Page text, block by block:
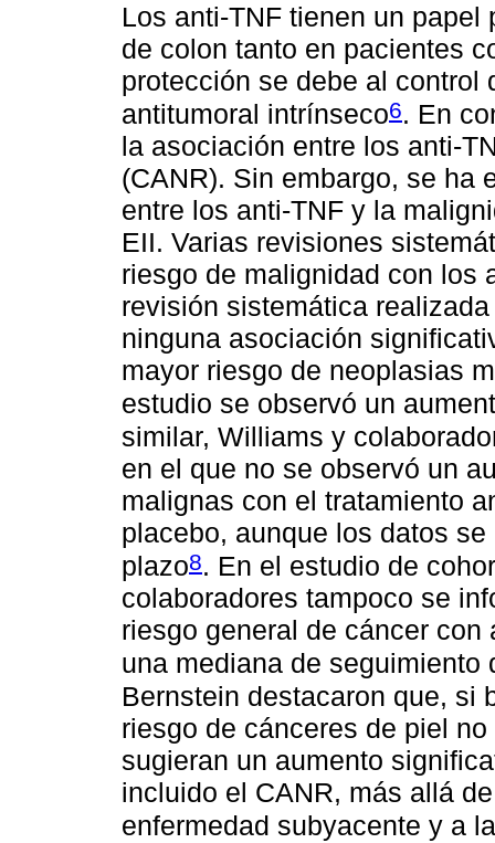
Los anti-TNF tienen un
de colon tanto en pacientes
protección se debe al control
antitumoral intrínseco6. En
la asociación entre los anti-
(CANR). Sin embargo, se ha
entre los anti-TNF y la
EII. Varias revisiones
riesgo de malignidad con los
revisión sistemática
ninguna asociación
mayor riesgo de neoplasias
estudio se observó un
similar, Williams y
en el que no se observó un
malignas con el tratamiento
placebo, aunque los datos
plazo8. En el estudio de
colaboradores tampoco se
riesgo general de cáncer
una mediana de seguimiento
Bernstein destacaron que, si
riesgo de cánceres de piel
sugieran un aumento
incluido el CANR, más allá
enfermedad subyacente y a